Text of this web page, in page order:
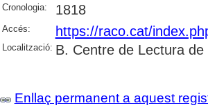
Cronologia: 1818
Accés: https://raco.cat/
Localització: B. Centre de Lectura de
Enllaç permanent a aquest